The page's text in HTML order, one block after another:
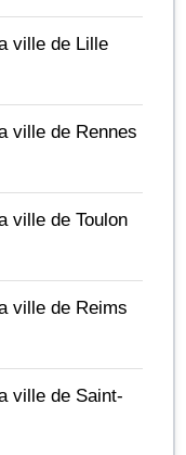
ville de Lille
ville de Rennes
ville de Toulon
ville de Reims
ville de Saint-